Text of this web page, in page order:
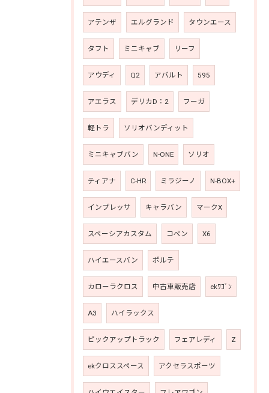
アテンザ エルグランド タウンエース
タフト ミニキャブ リーフ
アウディ Q2 アバルト 595
アエラス デリカD：2 フーガ
軽トラ ソリオバンディット
ミニキャブバン N-ONE ソリオ
ティアナ C-HR ミラジーノ N-BOX+
インプレッサ キャラバン マークX
スペーシアカスタム コペン X6
ハイエースバン ポルテ
カローラクロス 中古車販売店 ekﾜｺﾞﾝ
A3 ハイラックス
ピックアップトラック フェアレディ Z
ekクロススペース アクセラスポーツ